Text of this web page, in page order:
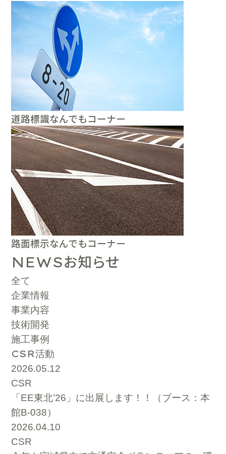
道路標識なんでもコーナー
路面標示なんでもコーナー
NEWSお知らせ
全て
企業情報
事業内容
技術開発
施工事例
CSR活動
2026.05.12
CSR
「EE東北’26」に出展します！！（ブース：本
館B-038）
2026.04.10
CSR